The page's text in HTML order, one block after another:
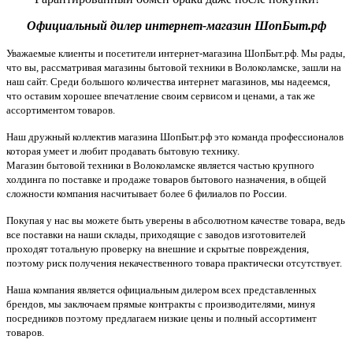
Официальный дилер интернет-магазин ШопБыт.рф
Уважаемые клиенты и посетители интернет-магазина ШопБыт.рф. Мы рады,
что вы, рассматривая магазины бытовой техники в Волоколамске, зашли на
наш сайт. Среди большого количества интернет магазинов, мы надеемся,
что оставим хорошее впечатление своим сервисом и ценами, а так же
ассортиментом товаров.
Наш дружный коллектив магазина ШопБыт.рф это команда профессионалов
которая умеет и любит продавать бытовую технику.
Магазин бытовой техники в Волоколамске является частью крупного
холдинга по поставке и продаже товаров бытового назначения, в общей
сложности компания насчитывает более 6 филиалов по России.
Покупая у нас вы можете быть уверены в абсолютном качестве товара, ведь
все поставки на наши склады, приходящие с заводов изготовителей
проходят тотальную проверку на внешние и скрытые повреждения,
поэтому риск получения некачественного товара практически отсутствует.
Наша компания является официальным дилером всех представленных
брендов, мы заключаем прямые контракты с производителями, минуя
посредников поэтому предлагаем низкие цены и полный ассортимент
товаров.